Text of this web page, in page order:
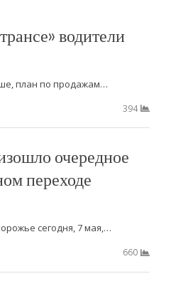
водители
план по продажам…
394
очередное
переходе
сегодня, 7 мая,…
660